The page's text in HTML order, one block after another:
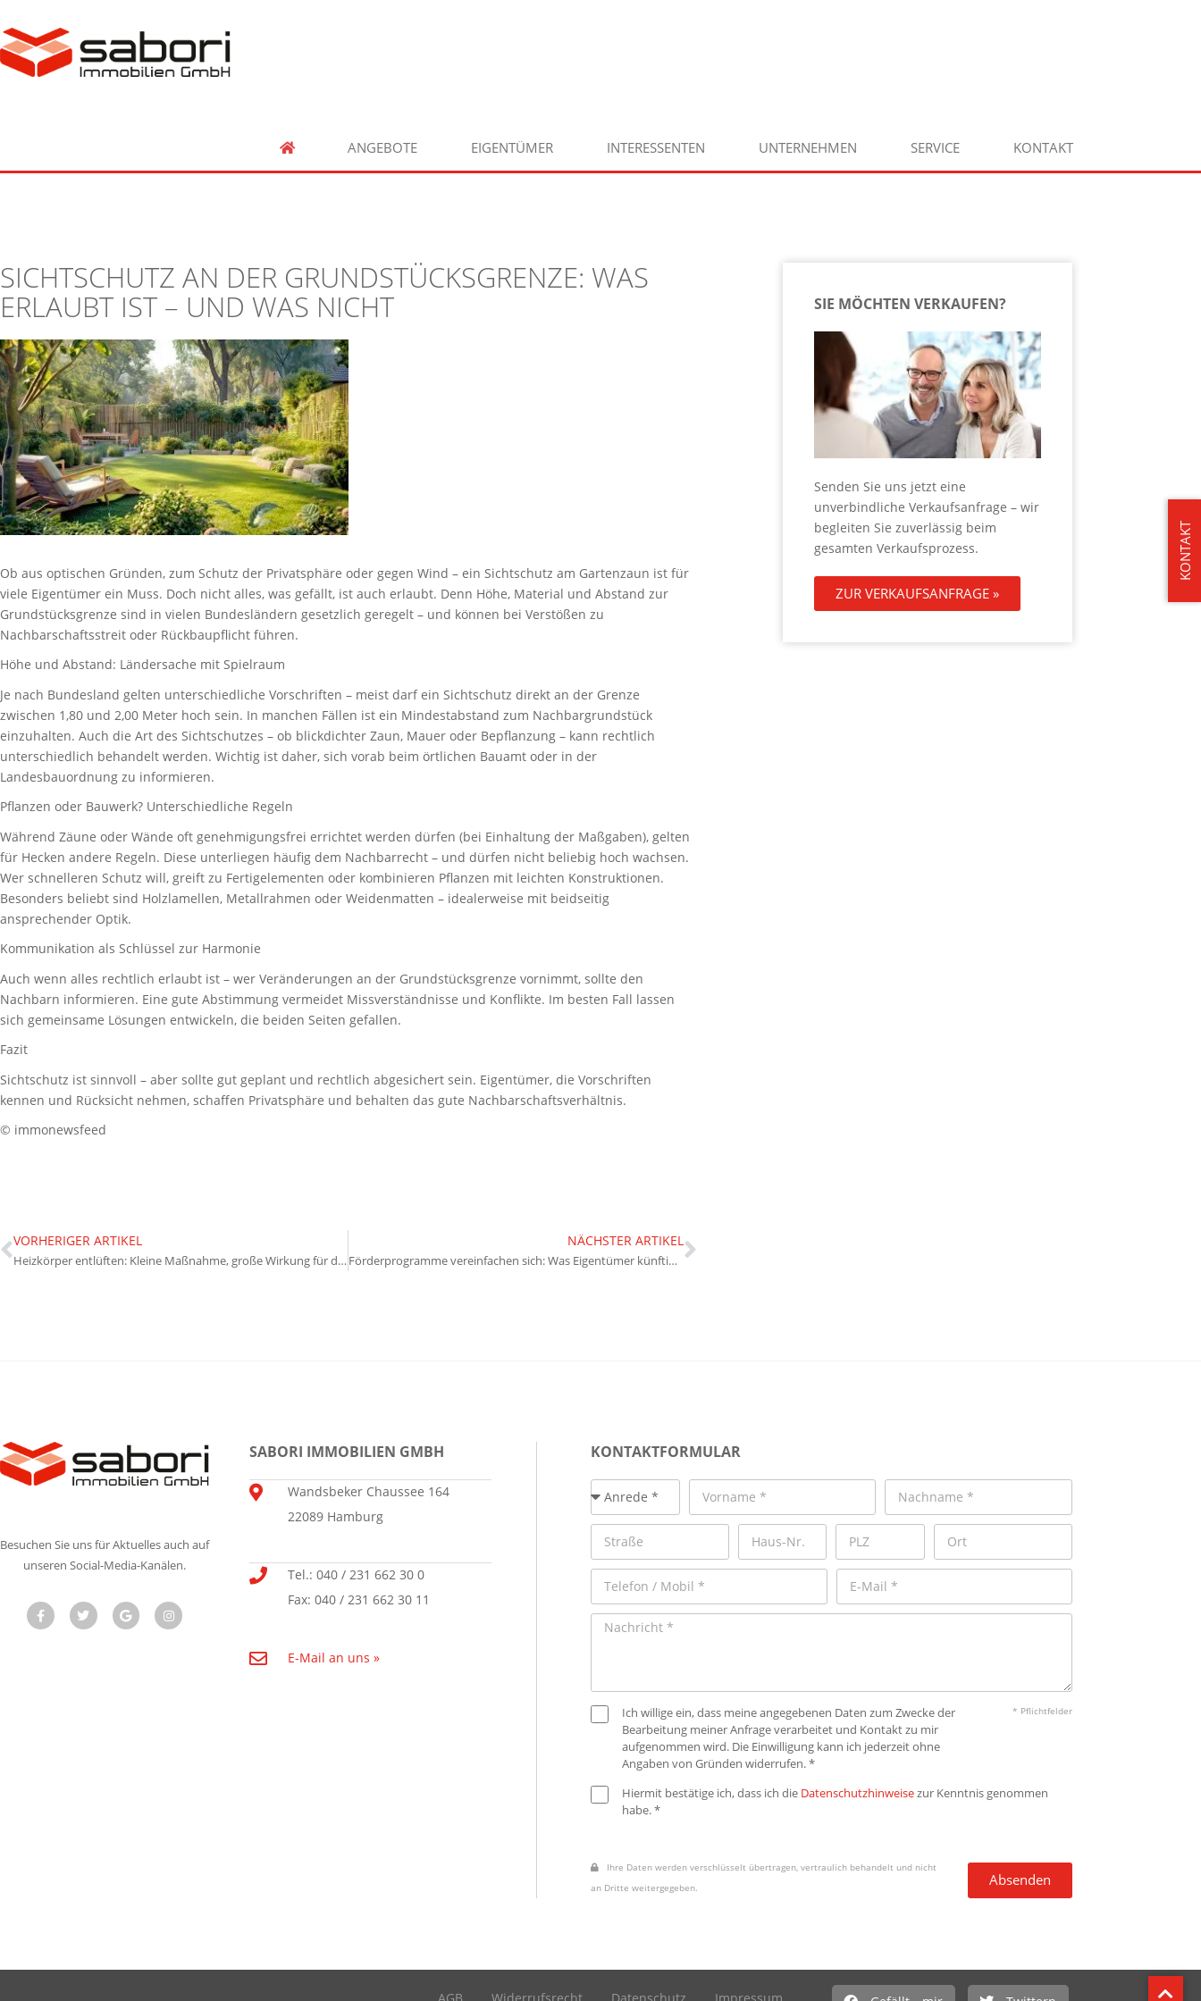
KONTAKT
ANGEBOTE EIGENTÜMER INTERESSENTEN UNTERNEHMEN SERVICE KONTAKT
SICHTSCHUTZ AN DER GRUNDSTÜCKSGRENZE: WAS
ERLAUBT IST – UND WAS NICHT
Ob aus optischen Gründen, zum Schutz der Privatsphäre oder gegen Wind – ein Sichtschutz am Gartenzaun ist für
viele Eigentümer ein Muss. Doch nicht alles, was gefällt, ist auch erlaubt. Denn Höhe, Material und Abstand zur
Grundstücksgrenze sind in vielen Bundesländern gesetzlich geregelt – und können bei Verstößen zu
Nachbarschaftsstreit oder Rückbaupflicht führen.
Höhe und Abstand: Ländersache mit Spielraum
Je nach Bundesland gelten unterschiedliche Vorschriften – meist darf ein Sichtschutz direkt an der Grenze
zwischen 1,80 und 2,00 Meter hoch sein. In manchen Fällen ist ein Mindestabstand zum Nachbargrundstück
einzuhalten. Auch die Art des Sichtschutzes – ob blickdichter Zaun, Mauer oder Bepflanzung – kann rechtlich
unterschiedlich behandelt werden. Wichtig ist daher, sich vorab beim örtlichen Bauamt oder in der
Landesbauordnung zu informieren.
Pflanzen oder Bauwerk? Unterschiedliche Regeln
Während Zäune oder Wände oft genehmigungsfrei errichtet werden dürfen (bei Einhaltung der Maßgaben), gelten
für Hecken andere Regeln. Diese unterliegen häufig dem Nachbarrecht – und dürfen nicht beliebig hoch wachsen.
Wer schnelleren Schutz will, greift zu Fertigelementen oder kombinieren Pflanzen mit leichten Konstruktionen.
Besonders beliebt sind Holzlamellen, Metallrahmen oder Weidenmatten – idealerweise mit beidseitig
ansprechender Optik.
Kommunikation als Schlüssel zur Harmonie
Auch wenn alles rechtlich erlaubt ist – wer Veränderungen an der Grundstücksgrenze vornimmt, sollte den
Nachbarn informieren. Eine gute Abstimmung vermeidet Missverständnisse und Konflikte. Im besten Fall lassen
sich gemeinsame Lösungen entwickeln, die beiden Seiten gefallen.
Fazit
Sichtschutz ist sinnvoll – aber sollte gut geplant und rechtlich abgesichert sein. Eigentümer, die Vorschriften
kennen und Rücksicht nehmen, schaffen Privatsphäre und behalten das gute Nachbarschaftsverhältnis.
© immonewsfeed
VORHERIGER ARTIKEL
Heizkörper entlüften: Kleine Maßnahme, große Wirkung für den Energieverbrauch
NÄCHSTER ARTIKEL
Förderprogramme vereinfachen sich: Was Eigentümer künftig leichter beantragen können
SIE MÖCHTEN VERKAUFEN?
Senden Sie uns jetzt eine
unverbindliche Verkaufsanfrage – wir
begleiten Sie zuverlässig beim
gesamten Verkaufsprozess.
ZUR VERKAUFSANFRAGE »
Besuchen Sie uns für Aktuelles auch auf
unseren Social-Media-Kanälen.
SABORI IMMOBILIEN GMBH
Wandsbeker Chaussee 164
22089 Hamburg
Tel.: 040 / 231 662 30 0
Fax: 040 / 231 662 30 11
E-Mail an uns »
KONTAKTFORMULAR
Ich willige ein, dass meine angegebenen Daten zum Zwecke der
Bearbeitung meiner Anfrage verarbeitet und Kontakt zu mir
aufgenommen wird. Die Einwilligung kann ich jederzeit ohne
Angaben von Gründen widerrufen. *
* Pflichtfelder
Hiermit bestätige ich, dass ich die Datenschutzhinweisezur Kenntnis genommen
habe. *
Ihre Daten werden verschlüsselt übertragen, vertraulich behandelt und nicht
an Dritte weitergegeben.
Absenden